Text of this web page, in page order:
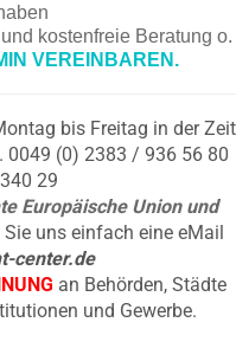
kostenfreie Beratung o.
VEREINBAREN.
bis Freitag in der Zeit
0049 (0) 2383 / 936 56 80
29
Europäische Union und
Sie uns einfach eine eMail
center.de
an Behörden, Städte
und Gewerbe.